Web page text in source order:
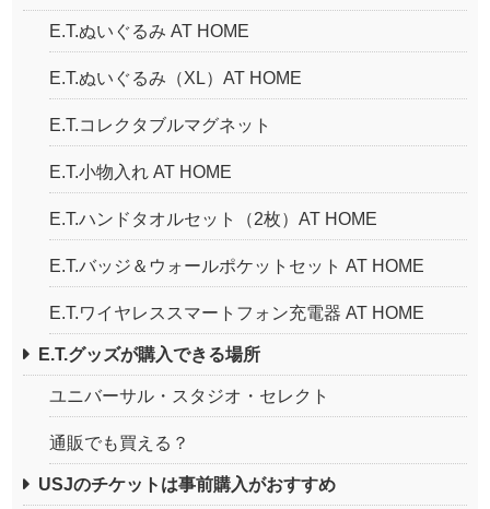
E.T.ぬいぐるみ AT HOME
E.T.ぬいぐるみ（XL）AT HOME
E.T.コレクタブルマグネット
E.T.小物入れ AT HOME
E.T.ハンドタオルセット（2枚）AT HOME
E.T.バッジ＆ウォールポケットセット AT HOME
E.T.ワイヤレススマートフォン充電器 AT HOME
E.T.グッズが購入できる場所
ユニバーサル・スタジオ・セレクト
通販でも買える？
USJのチケットは事前購入がおすすめ